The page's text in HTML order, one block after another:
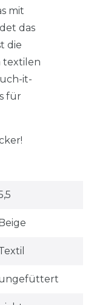
mit
das
die
textilen
it-
für